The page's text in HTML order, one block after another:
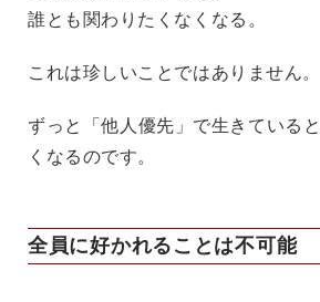
誰とも関わりたくなくなる。
これは珍しいことではありません。
ずっと「他人優先」で生きている
くなるのです。
全員に好かれることは不可能